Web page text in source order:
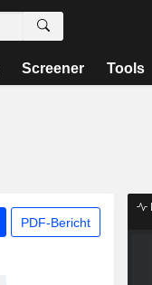
Screener Tools
PDF-Bericht